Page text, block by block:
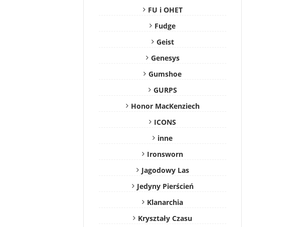
FU i OHET
Fudge
Geist
Genesys
Gumshoe
GURPS
Honor MacKenziech
ICONS
inne
Ironsworn
Jagodowy Las
Jedyny Pierścień
Klanarchia
Kryształy Czasu